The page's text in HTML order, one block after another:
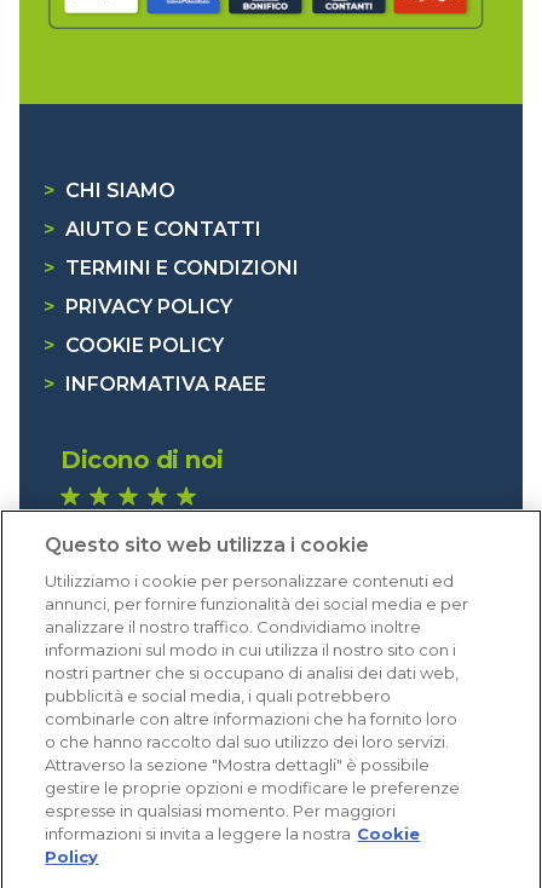
> CHI SIAMO
> AIUTO E CONTATTI
> TERMINI E CONDIZIONI
>
PRIVACY POLICY
> COOKIE POLICY
>
INFORMATIVA RAEE
Dicono di noi
Eccellente (4,8)
Acquisti verificati
Questo sito web utilizza i cookie
Utilizziamo i cookie per personalizzare contenuti ed
annunci, per fornire funzionalità dei social media e per
analizzare il nostro traffico. Condividiamo inoltre
informazioni sul modo in cui utilizza il nostro sito con i
nostri partner che si occupano di analisi dei dati web,
pubblicità e social media, i quali potrebbero
combinarle con altre informazioni che ha fornito loro
o che hanno raccolto dal suo utilizzo dei loro servizi.
Attraverso la sezione "Mostra dettagli" è possibile
gestire le proprie opzioni e modificare le preferenze
espresse in qualsiasi momento. Per maggiori
informazioni si invita a leggere la nostra Cookie
Policy